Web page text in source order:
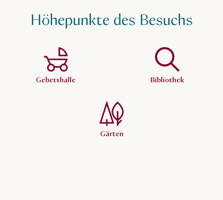
Höhepunkte des Besuchs
Gebetshalle Bibliothek
Gärten